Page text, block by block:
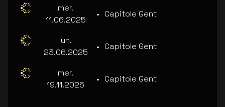
mer.
11.06.2025
• Capitole Gent
lun.
23.06.2025
• Capitole Gent
mer.
19.11.2025
• Capitole Gent